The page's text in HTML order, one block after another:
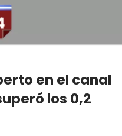
en el canal
los 0,2